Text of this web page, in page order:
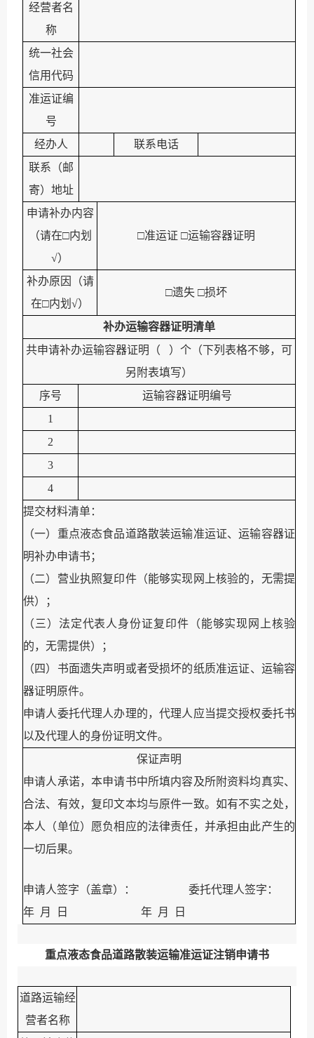
经营者名
称
统一社会
信用代码
准运证编
号
经办人
联系电话
联系（邮
寄）地址
申请补办内容
（请在□内划
√）
□准运证 □运输容器证明
补办原因（请
在□内划 √）
□遗失 □损坏
补办运输容器证明清单
共申请补办运输容器证明（
）个（下列表格不够，可
另附表填写）
序号
运输容器证明编号
1
2
3
4
提交材料清单：
（一）重点液态食品道路散装运输准运证、运输容器证
明补办申请书；
（二）营业执照复印件（能够实现网上核验的，无需提
供）；
（三） 法定代表人身份证复印件（能够实现网上核验
的，无需提供）；
（四）书面遗失声明或者受损坏的纸质准运证、运输容
器证明原件。
申请人委托代理人办理的，代理人应当提交授权委托书
以及代理人的身份证明文件。
保证声明
申请人承诺，本申请书中所填内容及所附资料均真实、
合法、有效，复印文本均与原件一致。如有不实之处，
本人（单位）愿负相应的法律责任，并承担由此产生的
一切后果。
申请人签字（盖章）：
委托代理人签字：
年 月 日 年 月 日
重点液态食品道路散装运输准运证注销申请书
道路运输经
营者名称